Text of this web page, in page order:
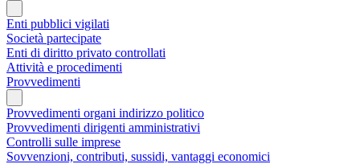
Enti pubblici vigilati
Società partecipate
Enti di diritto privato controllati
Attività e procedimenti
Provvedimenti
Provvedimenti organi indirizzo politico
Provvedimenti dirigenti amministrativi
Controlli sulle imprese
Sovvenzioni, contributi, sussidi, vantaggi economici